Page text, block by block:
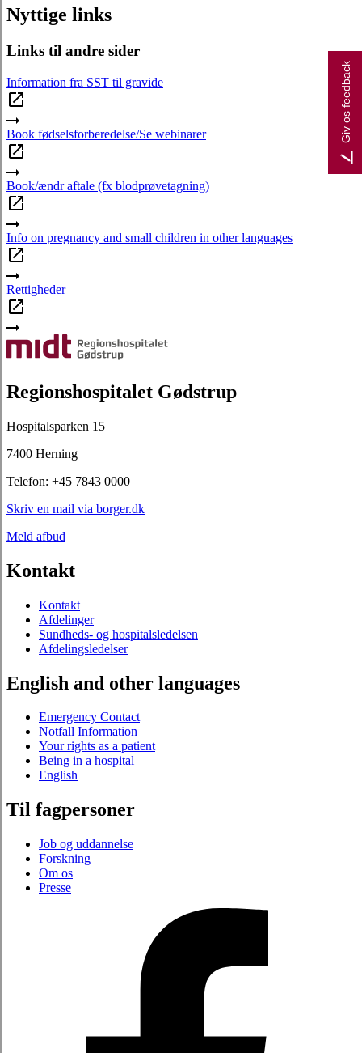
Nyttige links
Links til andre sider
Information fra SST til gravide
Book fødselsforberedelse/Se webinarer
Book/ændr aftale (fx blodprøvetagning)
Info on pregnancy and small children in other languages
Rettigheder
Regionshospitalet Gødstrup
Hospitalsparken 15
7400 Herning
Telefon: +45 7843 0000
Skriv en mail via borger.dk
Meld afbud
Kontakt
Kontakt
Afdelinger
Sundheds- og hospitalsledelsen
Afdelingsledelser
English and other languages
Emergency Contact
Notfall Information
Your rights as a patient
Being in a hospital
English
Til fagpersoner
Job og uddannelse
Forskning
Om os
Presse
Giv os feedback